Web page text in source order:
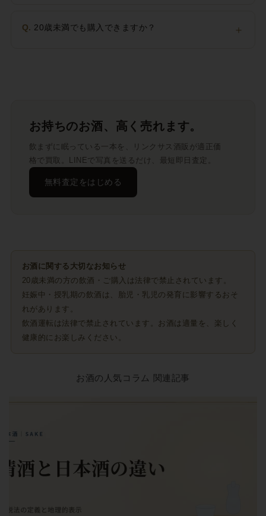
Q. 20歳未満でも購入できますか？ ＋
お持ちのお酒、高く売れます。
飲まずに眠っている一本を、リンクサス酒販が適正価
格で買取。LINEで写真を送るだけ、最短即日査定。
無料査定をはじめる
お酒に関する大切なお知らせ
20歳未満の方の飲酒・ご購入は法律で禁止されています。
妊娠中・授乳期の飲酒は、胎児・乳児の発育に影響するおそ
れがあります。
飲酒運転は法律で禁止されています。お酒は適量を、楽しく
健康的にお楽しみください。
お酒の人気コラム 関連記事